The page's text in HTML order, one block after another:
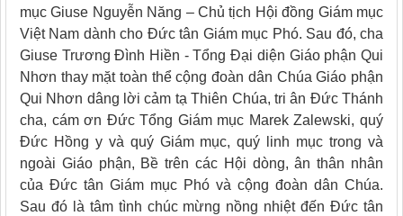
mục Giuse Nguyễn Năng – Chủ tịch Hội đồng Giám mục
Việt Nam dành cho Đức tân Giám mục Phó. Sau đó, cha
Giuse Trương Đình Hiền - Tổng Đại diện Giáo phận Qui
Nhơn thay mặt toàn thể cộng đoàn dân Chúa Giáo phận
Qui Nhơn dâng lời cảm tạ Thiên Chúa, tri ân Đức Thánh
cha, cám ơn Đức Tổng Giám mục Marek Zalewski, quý
Đức Hồng y và quý Giám mục, quý linh mục trong và
ngoài Giáo phận, Bề trên các Hội dòng, ân thân nhân
của Đức tân Giám mục Phó và cộng đoàn dân Chúa.
Sau đó là tâm tình chúc mừng nồng nhiệt đến Đức tân